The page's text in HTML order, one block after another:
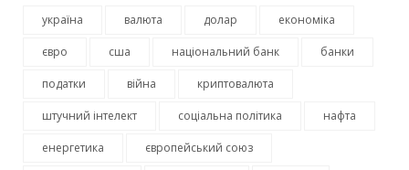
україна валюта долар економіка
євро сша національний банк банки
податки війна криптовалюта
штучний інтелект соціальна політика нафта
енергетика європейський союз